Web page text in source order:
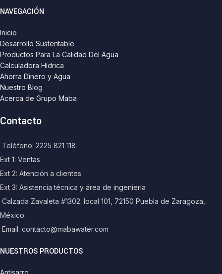
NAVEGACIÓN
Inicio
Desarrollo Sustentable
Productos Para La Calidad Del Agua
Calculadora Hídrica
Ahorra Dinero y Agua
Nuestro Blog
Acerca de Grupo Maba
Contacto
Teléfono: 2225 821 118
Ext 1: Ventas
Ext 2: Atención a clientes
Ext 3: Asistencia técnica y área de ingenieria
Calzada Zavaleta #1302. local 101, 72150 Puebla de Zaragoza,
México.
Email: contacto@mabawater.com
NUESTROS PRODUCTOS
Antisarro